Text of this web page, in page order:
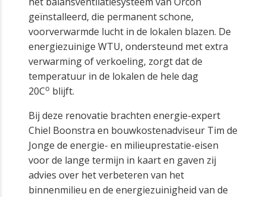
geïnstalleerd, die permanent schone,
voorverwarmde lucht in de lokalen blazen. De
energiezuinige WTU, ondersteund met extra
verwarming of verkoeling, zorgt dat de
temperatuur in de lokalen de hele dag
20Co blijft.
Bij deze renovatie brachten energie-expert
Chiel Boonstra en bouwkostenadviseur Tim de
Jonge de energie- en milieuprestatie-eisen
voor de lange termijn in kaart en gaven zij
advies over het verbeteren van het
binnenmilieu en de energiezuinigheid van de